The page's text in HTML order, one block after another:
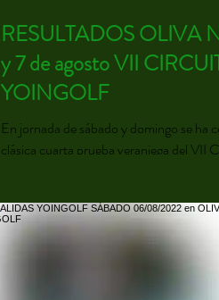
RESULTADOS OLIVA
y 7 de agosto VII CIRCUITO
YOINGOLF
En jornada de sábado y domingo se ha
clásica cuarta prueba veraniega del VII